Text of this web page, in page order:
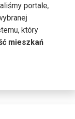
portale,
który
mieszkań